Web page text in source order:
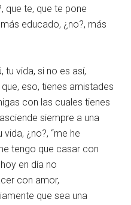
que te, que te pone
educado, ¿no?, más
tu vida, si no es así,
eso, tienes amistades
con las cuales tienes
siempre a una
¿no?, “me he
tengo que casar con
en día no
con amor,
que sea una